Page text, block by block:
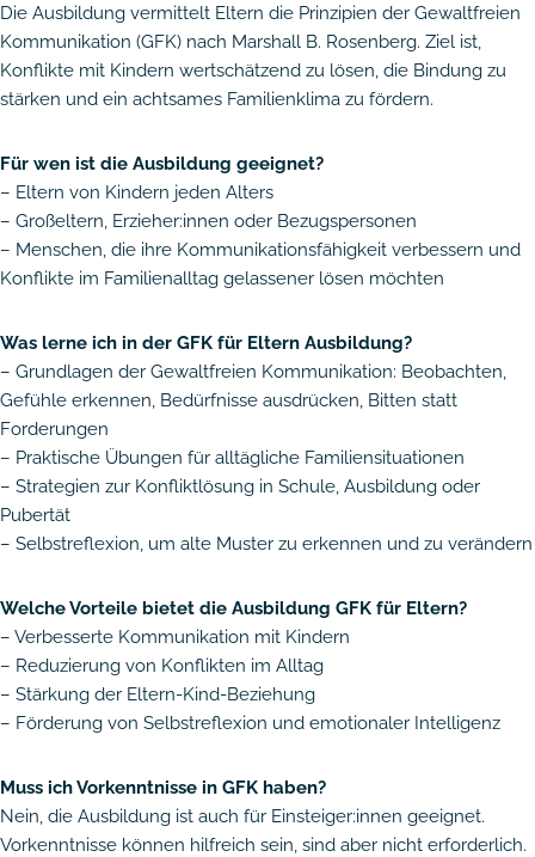
Die Ausbildung vermittelt Eltern die Prinzipien der Gewaltfreien
Kommunikation (GFK) nach Marshall B. Rosenberg. Ziel ist,
Konflikte mit Kindern wertschätzend zu lösen, die Bindung zu
stärken und ein achtsames Familienklima zu fördern.
Für wen ist die Ausbildung geeignet?
– Eltern von Kindern jeden Alters
– Großeltern, Erzieher:innen oder Bezugspersonen
– Menschen, die ihre Kommunikationsfähigkeit verbessern und
Konflikte im Familienalltag gelassener lösen möchten
Was lerne ich in der GFK für Eltern Ausbildung?
– Grundlagen der Gewaltfreien Kommunikation: Beobachten,
Gefühle erkennen, Bedürfnisse ausdrücken, Bitten statt
Forderungen
– Praktische Übungen für alltägliche Familiensituationen
– Strategien zur Konfliktlösung in Schule, Ausbildung oder
Pubertät
– Selbstreflexion, um alte Muster zu erkennen und zu verändern
Welche Vorteile bietet die Ausbildung GFK für Eltern?
– Verbesserte Kommunikation mit Kindern
– Reduzierung von Konflikten im Alltag
– Stärkung der Eltern-Kind-Beziehung
– Förderung von Selbstreflexion und emotionaler Intelligenz
Muss ich Vorkenntnisse in GFK haben?
Nein, die Ausbildung ist auch für Einsteiger:innen geeignet.
Vorkenntnisse können hilfreich sein, sind aber nicht erforderlich.